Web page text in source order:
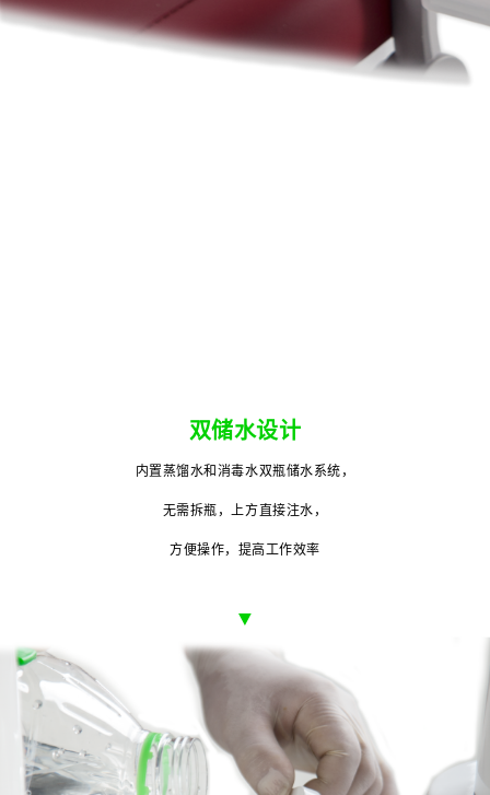
双储水设计
内置蒸馏水和消毒水双瓶储水系统，
无需拆瓶，上方直接注水，
方便操作，提高工作效率
▼